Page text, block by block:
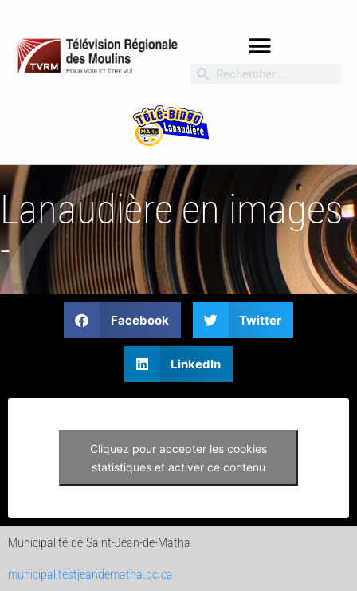
Lanaudière en images
-
Facebook Twitter
LinkedIn
Cliquez pour accepter les cookies
statistiques et activer ce contenu
Municipalité de Saint-Jean-de-Matha
municipalitestjeandematha.qc.ca